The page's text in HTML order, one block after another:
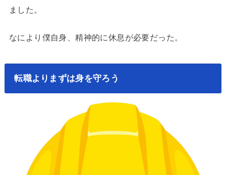
ました。
なにより僕自身、精神的に休息が必要だった。
転職よりまずは身を守ろう